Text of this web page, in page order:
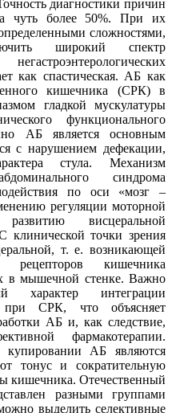
диагностики причин
чуть более 50%. При их
сложностями,
широкий спектр
как спастическая. АБ как
кишечника (СРК) в
гладкой мускулатуры
функционального
АБ является основным
с нарушением дефекации,
стула. Механизм
синдрома
по оси «мозг –
регуляции моторной
висцеральной
клинической точки зрения
т. е. возникающей
кишечника
в мышечной стенке. Важно
характер интеграции
при СРК, что объясняет
АБ и, как следствие,
фармакотерапии.
АБ являются
тонус и сократительную
кишечника. Отечественный
разными группами
выделить селективные